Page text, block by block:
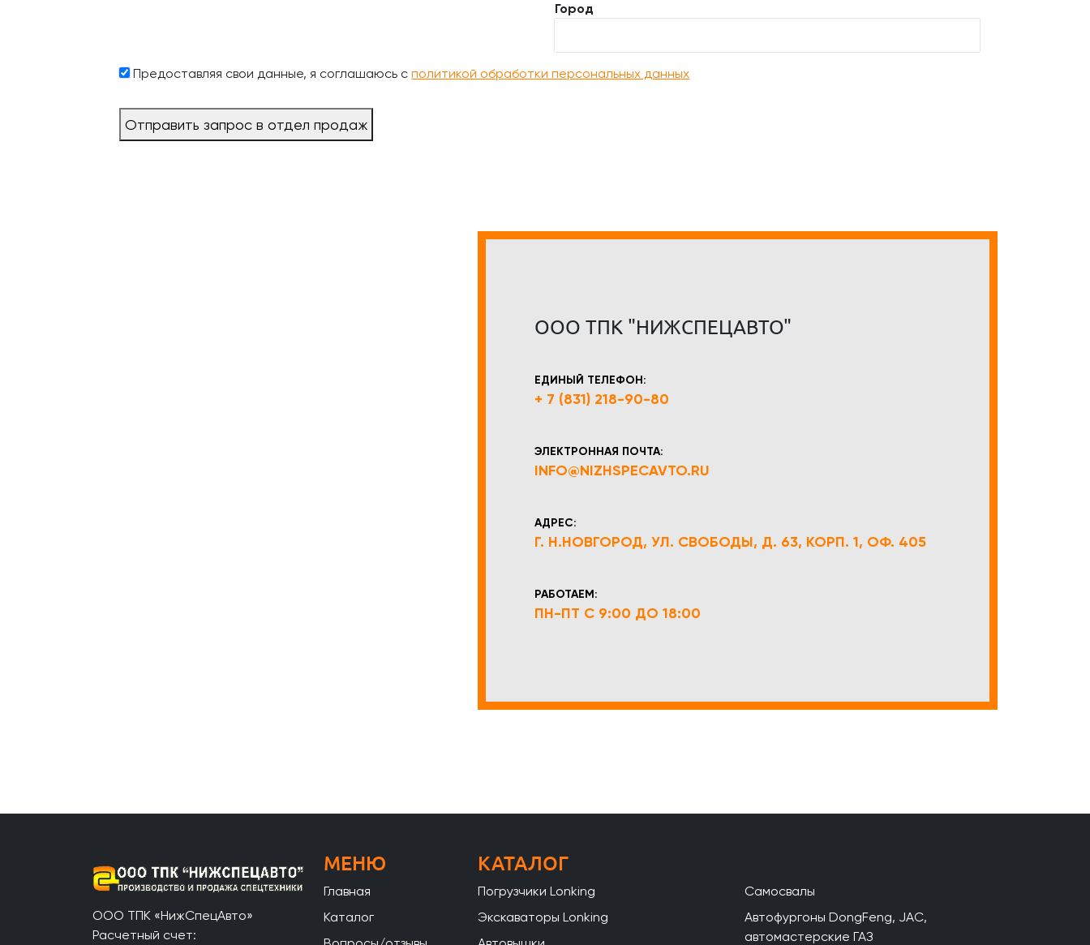
Город
Предоставляя свои данные, я соглашаюсь сполитикой обработки персональных данных
Отправить запрос в отдел продаж
ООО ТПК "НИЖСПЕЦАВТО"
ЕДИНЫЙ ТЕЛЕФОН:
+ 7 (831) 218-90-80
ЭЛЕКТРОННАЯ ПОЧТА:
INFO@NIZHSPECAVTO.RU
АДРЕС:
Г. Н.НОВГОРОД, УЛ. СВОБОДЫ, Д. 63, КОРП. 1, ОФ. 405
РАБОТАЕМ:
ПН-ПТ С 9:00 ДО 18:00
ООО ТПК «НижСпецАвто»
Расчетный счет:
МЕНЮ
Главная
Каталог
КАТАЛОГ
Погрузчики Lonking
Экскаваторы Lonking
Самосвалы
Автофургоны DongFeng, JAC,
автомастерские ГАЗ